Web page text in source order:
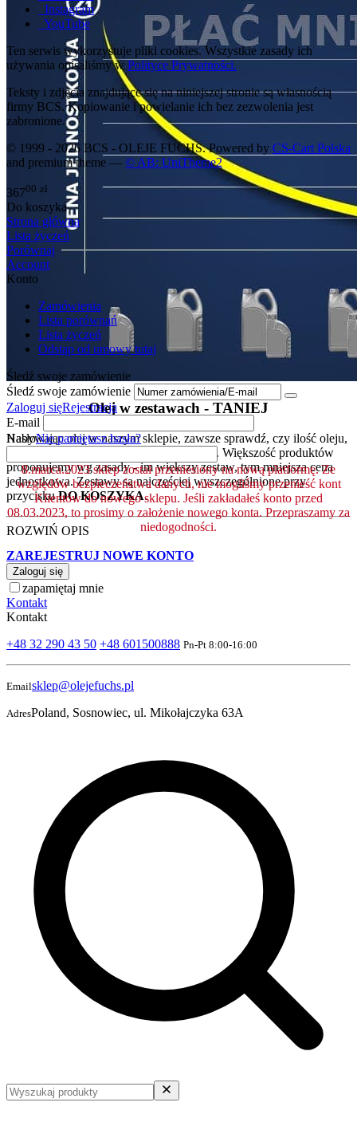
Olej w zestawach - TANIEJ
Nabywając olej w naszym sklepie, zawsze sprawdź, czy ilość oleju,
którą chcesz kupić, występuje w zestawie. Większość produktów
proponujemy wg zasady - im większy zestaw, tym mniejsza cena
jednostkowa. Zestawy są najczęściej wyszczególnione przy
przyciskuDO KOSZYKA.
ROZWIŃ OPIS
Instagram
YouTube
Ten serwis wykorzystuje pliki cookies. Wszystkie zasady ich
używania opisaliśmy wPolityce Prywatności.
Teksty i zdjęcia znajdujące się na niniejszej stronie są własnością
firmy BCS. Kopiowanie i powielanie ich bez zezwolenia jest
zabronione.
© 1999 - 2026 BCS - OLEJE FUCHS. Powered by CS-Cart Polska
and premium theme — © AB: UniTheme2
36700 zł
Do koszyka
Strona główna
Lista życzeń
Porównaj
Account
Konto
Zamówienia
Lista porównań
Lista życzeń
Odstąp od umowy tutaj
Śledź swoje zamówienie
Śledź swoje zamówienie
Zaloguj sięRejestracja
E-mail
HasłoNie pamiętasz hasła?
8.marca.2023 sklep został przeniesiony na nową platformę. Ze
względów bezpieczeństwa danych, nie mogliśmy przenieść kont
Klientów do nowego sklepu. Jeśli zakładałeś konto przed
08.03.2023, to prosimy o założenie nowego konta. Przepraszamy za
niedogodności.
ZAREJESTRUJ NOWE KONTO
Zaloguj się
zapamiętaj mnie
Kontakt
Kontakt
+48 32 290 43 50 +48 601500888 Pn-Pt 8:00-16:00
Emailsklep@olejefuchs.pl
AdresPoland, Sosnowiec, ul. Mikołajczyka 63A